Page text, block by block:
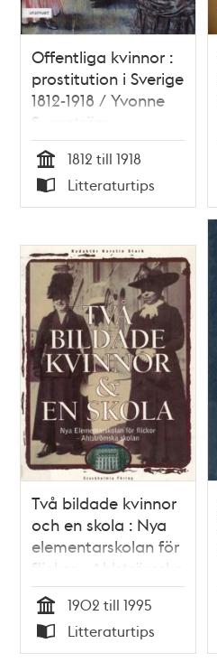
Offentliga kvinnor :
prostitution i Sverige
1812-1918 / Yvonne
Svanström
Tid
1812 till 1918
Typ
Litteraturtips
Två bildade kvinnor
och en skola : Nya
elementarskolan för
flickor - Ahlströmska
skolan
Tid
1902 till 1995
Typ
Litteraturtips